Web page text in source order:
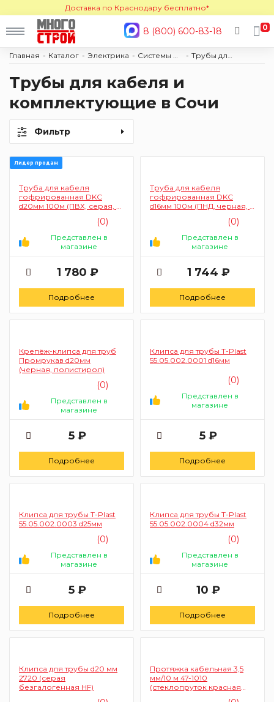
Доставка по Краснодару бесплатно*
8 (800) 600-83-18 0
Главная Каталог Электрика
Трубы для кабеля и
комплектующие в Сочи
Фильтр
Лидер продаж
Труба для кабеля
гофрированная DKC
d20мм 100м (ПВХ, серая, c
(0)
Представлен в
магазине
1 780 ₽
Подробнее
Труба для кабеля
гофрированная DKC
d16мм 100м (ПНД, черная, c
(0)
Представлен в
магазине
1 744 ₽
Подробнее
Крепёж-клипса для труб
Промрукав d20мм
(черная, полистирол)
(0)
Представлен в
магазине
5 ₽
Подробнее
Клипса для трубы T-Plast
55.05.002.0001 d16мм
(0)
Представлен в
магазине
5 ₽
Подробнее
Клипса для трубы T-Plast
55.05.002.0003 d25мм
(0)
Представлен в
магазине
5 ₽
Подробнее
Клипса для трубы T-Plast
55.05.002.0004 d32мм
(0)
Представлен в
магазине
10 ₽
Подробнее
Клипса для трубы d20 мм
2720 (серая
безгалогенная HF)
Протяжка кабельная 3,5
мм/10 м 47-1010
(стеклопруток красная